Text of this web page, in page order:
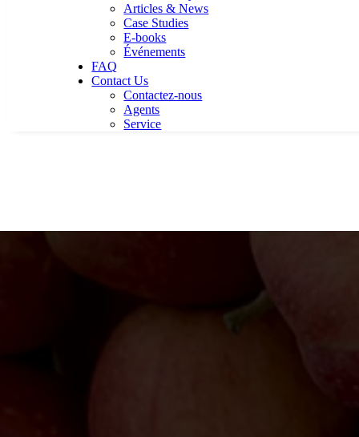
Articles & News
Case Studies
E-books
Événements
FAQ
Contact Us
Contactez-nous
Agents
Service